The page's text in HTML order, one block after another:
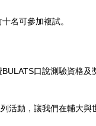
名可參加複試。
口說測驗資格及
活動，讓我們在輔大與